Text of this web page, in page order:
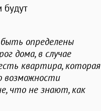
будут
определены
дома, в случае
квартира, которая
возможности
что не знают, как